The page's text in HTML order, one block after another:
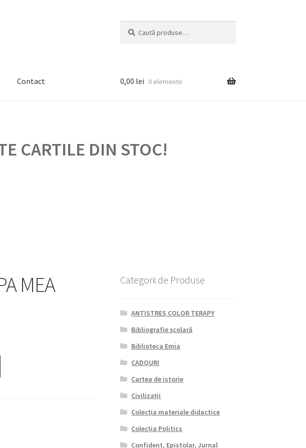
după:
Contact 0,00 lei 0 elemente
CARTILE DIN STOC!
MEA Categorii de Produse
ANTISTRES COLOR TERAPY
Bibliografie şcolară
Biblioteca Emia
CADOURI
Cartea de istorie
Civilizații
Colecția materiale didactice
Colecția Politics
Confident, Epistolar, Jurnal